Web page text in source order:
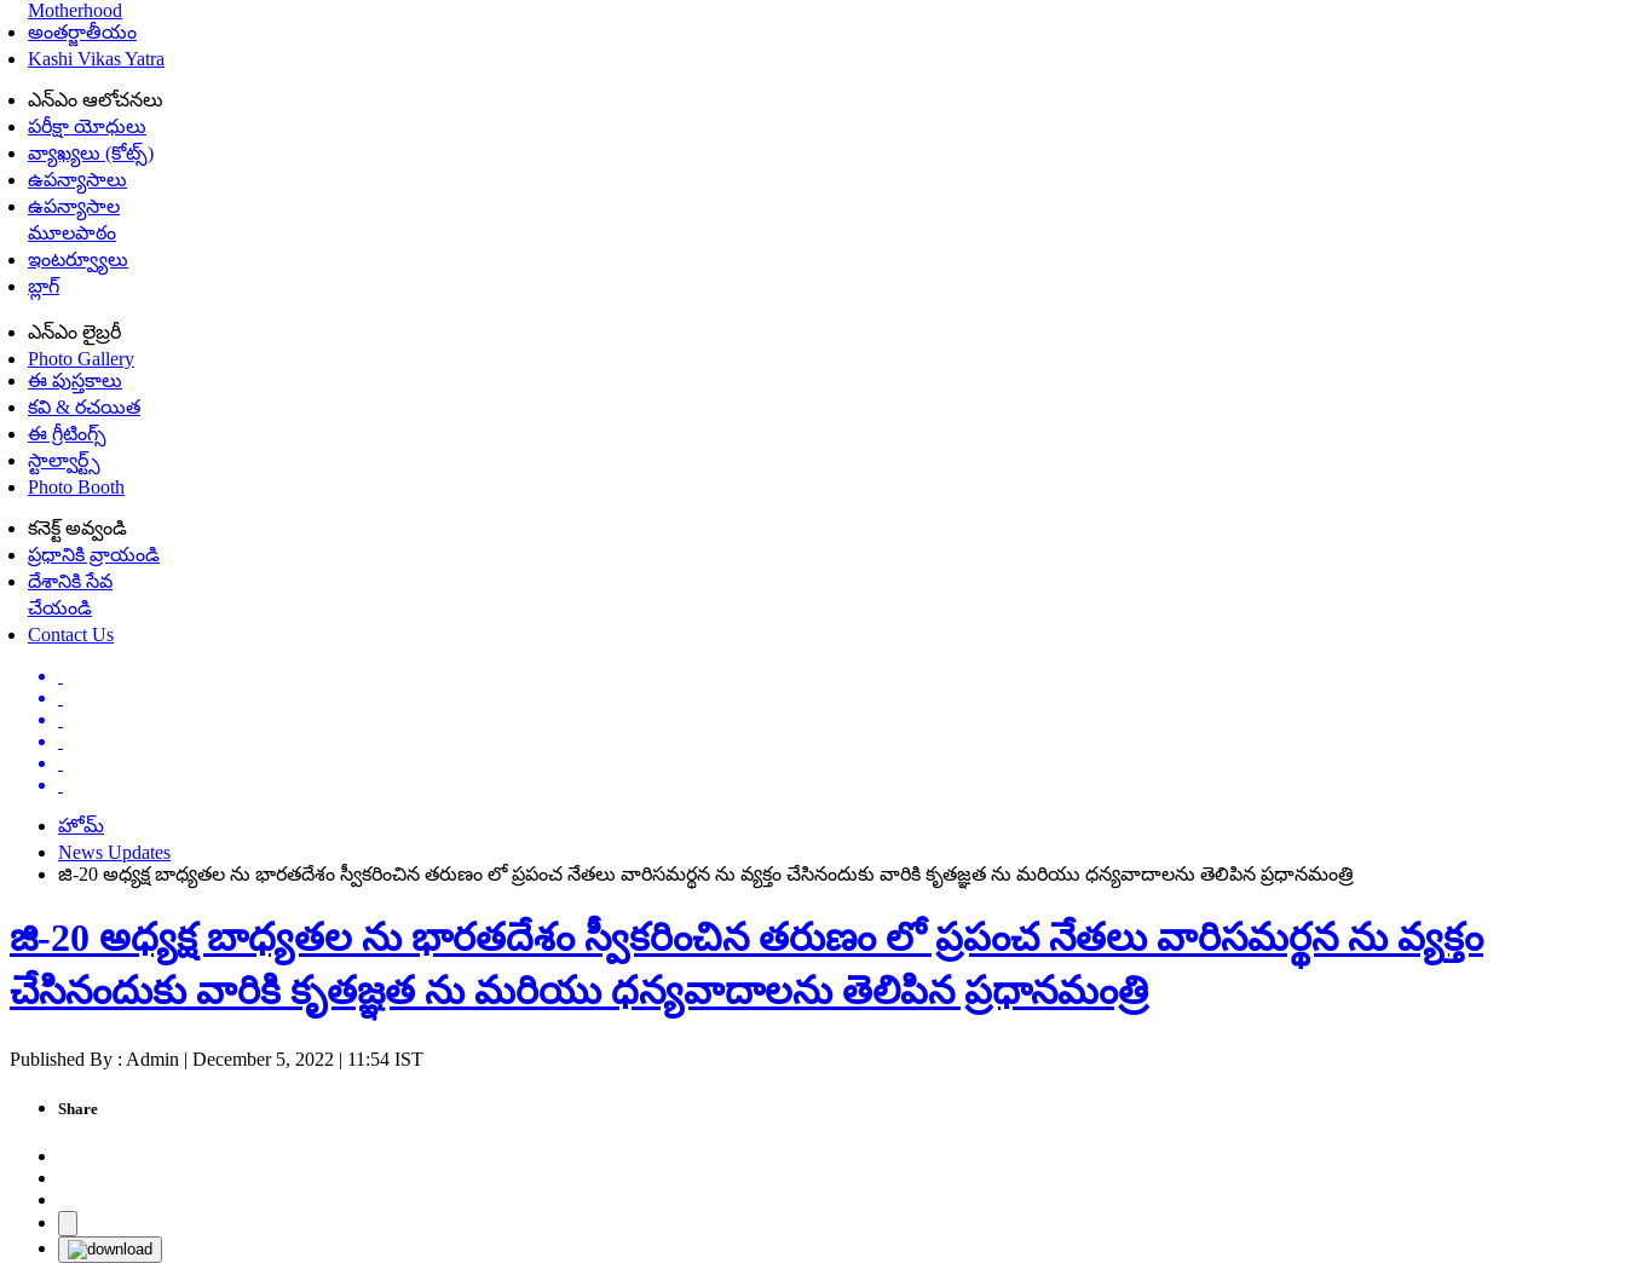
Motherhood
అంతర్జాతీయం
Kashi Vikas Yatra
ఎన్ఎం ఆలోచనలు
పరీక్షా యోధులు
వ్యాఖ్యలు (కోట్స్)
ఉపన్యాసాలు
ఉపన్యాసాల
మూలపాఠం
ఇంటర్వ్యూలు
బ్లాగ్
ఎన్ఎం లైబ్రరీ
Photo Gallery
ఈ పుస్తకాలు
కవి & రచయిత
ఈ గ్రీటింగ్స్
స్టాల్వార్ట్స్
Photo Booth
కనెక్ట్ అవ్వండి
ప్రధానికి వ్రాయండి
దేశానికి సేవ
చేయండి
Contact Us
హోమ్
News Updates
జి-20 అధ్యక్ష బాధ్యతల ను భారతదేశం స్వీకరించిన తరుణం లో ప్రపంచ నేతలు వారిసమర్థన ను వ్యక్తం చేసినందుకు వారికి కృతజ్ఞత ను మరియు ధన్యవాదాలను తెలిపిన ప్రధానమంత్రి
జి-20 అధ్యక్ష బాధ్యతల ను భారతదేశం స్వీకరించిన తరుణం లో ప్రపంచ నేతలు వారిసమర్థన ను వ్యక్తం
చేసినందుకు వారికి కృతజ్ఞత ను మరియు ధన్యవాదాలను తెలిపిన ప్రధానమంత్రి
Published By : Admin | December 5, 2022 | 11:54 IST
Share